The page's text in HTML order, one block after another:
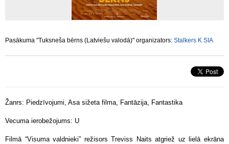
Pasākuma "Tuksneša bērns (Latviešu valodā)" organizators: Stalkers K SIA
Žanrs: Piedzīvojumi, Asa sižeta filma, Fantāzija, Fantastika
Vecuma ierobežojums: U
Filmā “Visuma valdnieki” režisors Treviss Naits atgriež uz lielā ekrāna